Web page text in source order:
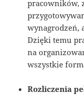
pracowników,
wynagrodzeń,
Dzięki temu
na
wszystkie
Rozliczenia